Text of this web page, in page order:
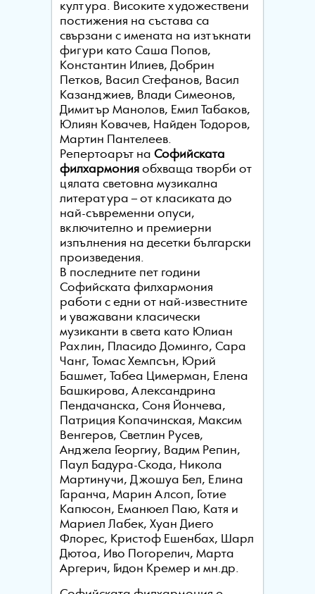
култура. Високите художествени
постижения на състава са
свързани с имената на изтъкнати
фигури като Саша Попов,
Константин Илиев, Добрин
Петков, Васил Стефанов, Васил
Казанджиев, Влади Симеонов,
Димитър Манолов, Емил Табаков,
Юлиян Ковачев, Найден Тодоров,
Мартин Пантелеев.
Репертоарът на Софийската
филхармонияобхваща творби от
цялата световна музикална
литература – от класиката до
най-съвременни опуси,
включително и премиерни
изпълнения на десетки български
произведения.
В последните пет години
Софийската филхармония
работи с едни от най-известните
и уважавани класически
музиканти в света като Юлиан
Рахлин, Пласидо Доминго, Сара
Чанг, Томас Хемпсън, Юрий
Башмет, Табеа Цимерман, Елена
Башкирова, Александрина
Пендачанска, Соня Йончева,
Патриция Копачинская, Максим
Венгеров, Светлин Русев,
Анджела Георгиу, Вадим Репин,
Паул Бадура-Скода, Никола
Мартинучи, Джошуа Бел, Елина
Гаранча, Марин Алсоп, Готие
Капюсон, Еманюел Паю, Катя и
Мариел Лабек, Хуан Диего
Флорес, Кристоф Ешенбах, Шарл
Дютоа, Иво Погорелич, Марта
Аргерич, Гидон Кремер и мн.др.